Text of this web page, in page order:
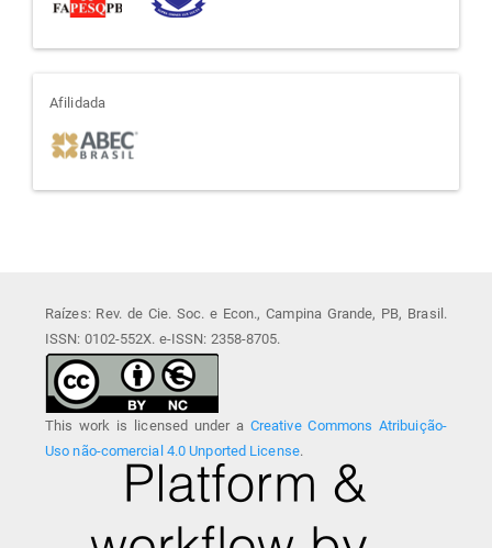
afiliada
Afilidada
Raízes: Rev. de Cie. Soc. e Econ., Campina Grande, PB, Brasil.
ISSN: 0102-552X. e-ISSN: 2358-8705.
This work is licensed under a Creative Commons Atribuição-
Uso não-comercial 4.0 Unported License.